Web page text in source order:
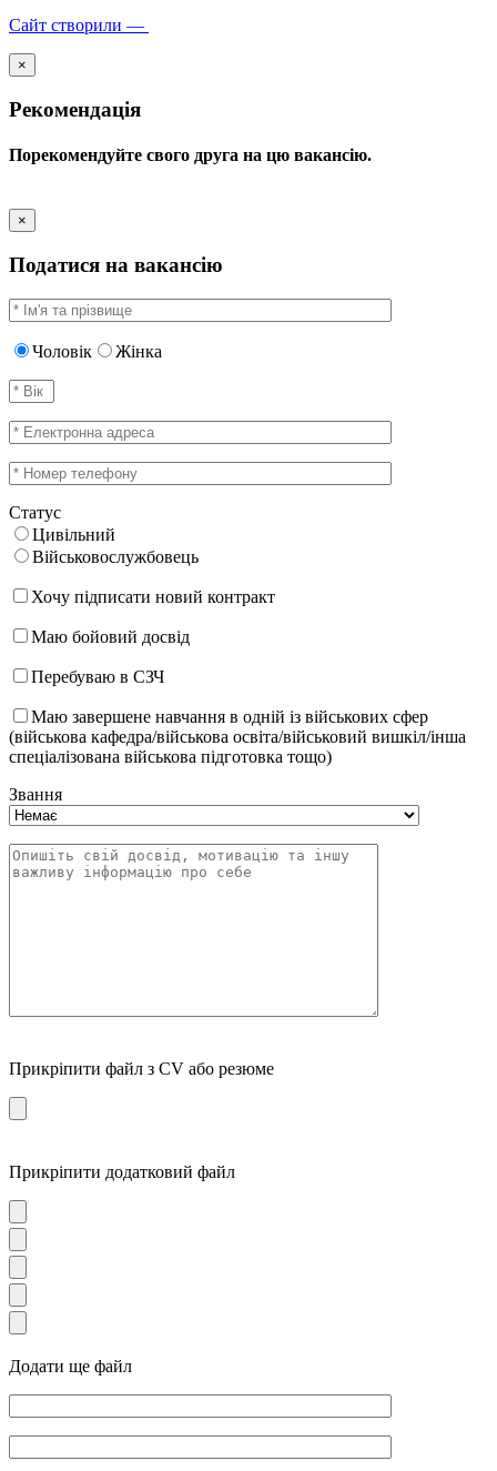
Сайт створили —
×
Рекомендація
Порекомендуйте свого друга на цю вакансію.
×
Податися на вакансію
Чоловік Жінка
Статус
Цивільний
Військовослужбовець
Хочу підписати новий контракт
Маю бойовий досвід
Перебуваю в СЗЧ
Маю завершене навчання в одній із військових сфер
(військова кафедра/військова освіта/військовий вишкіл/інша
спеціалізована військова підготовка тощо)
Звання
Прикріпити файл з CV або резюме
Прикріпити додатковий файл
Додати ще файл